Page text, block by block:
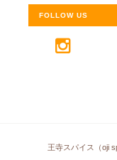
FOLLOW US
王寺スパイス（oji